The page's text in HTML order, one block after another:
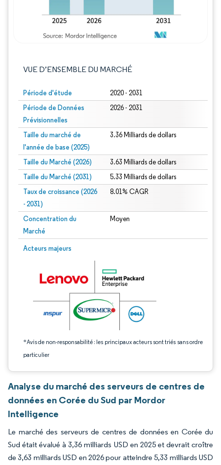
VUE D’ENSEMBLE DU MARCHÉ
Période d'étude 2020 - 2031
Période de Données
Prévisionnelles
2026 - 2031
Taille du marché de
l'année de base (2025)
3.36 Milliards de dollars
Taille du Marché (2026) 3.63 Milliards de dollars
Taille du Marché (2031) 5.33 Milliards de dollars
Taux de croissance (2026
- 2031)
8.01% CAGR
Concentration du
Marché
Moyen
Acteurs majeurs
*Avis de non-responsabilité : les principaux acteurs sont triés sans ordre
particulier
Image © Mordor Intelligence. La réutilisation nécessite une attribution sous CC
Analyse du marché des serveurs de centres de
données en Corée du Sud par Mordor
Intelligence
Le marché des serveurs de centres de données en Corée du
Sud était évalué à 3,36 milliards USD en 2025 et devrait croître
de 3,63 milliards USD en 2026 pour atteindre 5,33 milliards USD